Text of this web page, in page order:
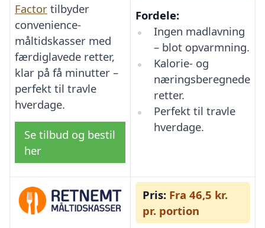
Factor tilbyder
convenience-
måltidskasser med
færdiglavede retter,
klar på få minutter –
perfekt til travle
hverdage.
Se tilbud og bestil
her
Fordele:
Ingen madlavning
– blot opvarmning.
Kalorie- og
næringsberegnede
retter.
Perfekt til travle
hverdage.
Pris: Fra 46,5 kr.
pr. portion